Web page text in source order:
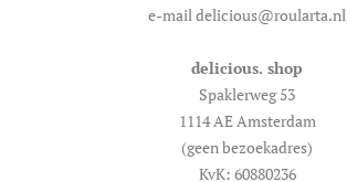
e-mail delicious@roularta.nl
delicious. shop
Spaklerweg 53
1114 AE Amsterdam
(geen bezoekadres)
KvK: 60880236